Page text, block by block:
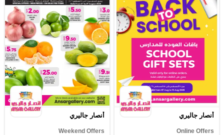
أنصار جاليري
Online Offers
أنصار جاليري
Weekend Offers